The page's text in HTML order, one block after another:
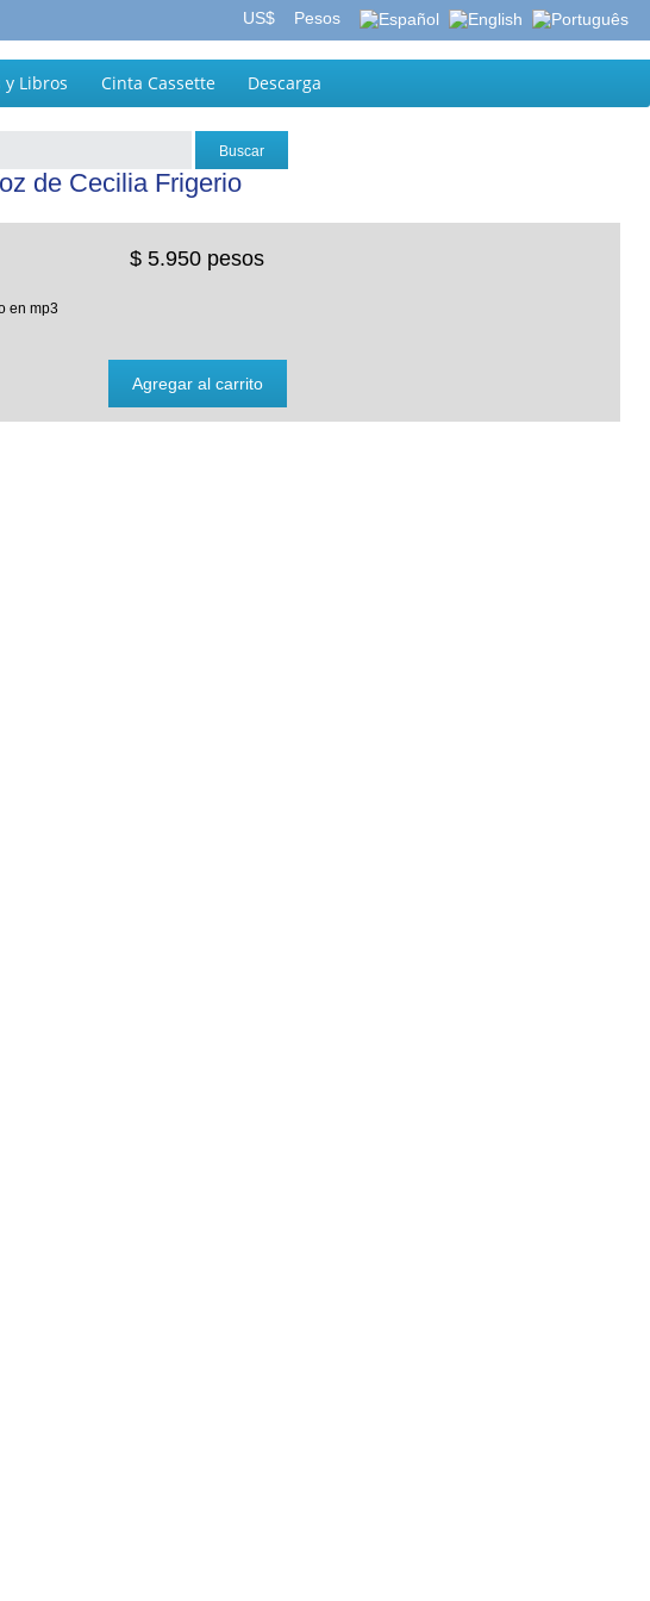
US$ Pesos
Libros Cinta Cassette Descarga
de Cecilia Frigerio
$ 5.950 pesos
en mp3